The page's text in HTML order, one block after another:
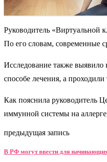
Руководитель «Виртуальной
По его словам, современные
Исследование также
способе лечения, а
Как пояснила руководитель
иммунной системы на
предыдущая запись
В РФ могут ввести для